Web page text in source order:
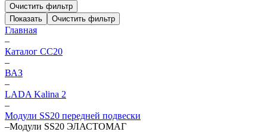
Очистить фильтр
Показать
Очистить фильтр
Главная
–
Каталог CC20
–
ВАЗ
–
LADA Kalina 2
–
Модули SS20 передней подвески
–Модули SS20 ЭЛАСТОМАГ